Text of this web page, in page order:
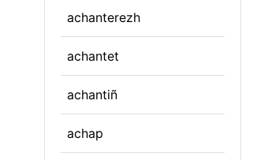
achanterezh
achantet
achantiñ
achap